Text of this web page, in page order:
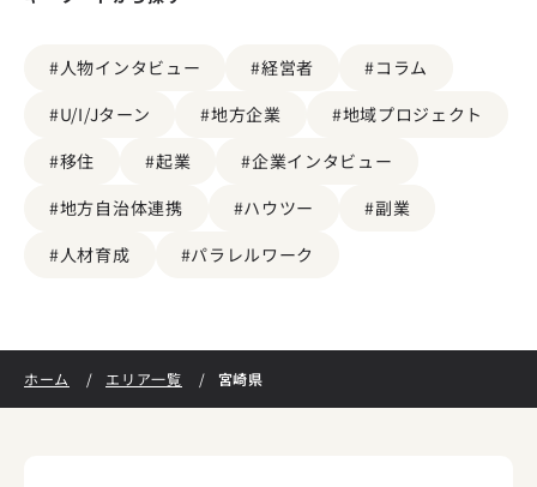
#人物インタビュー #経営者
#コラム
#U/I/Jターン
#地方企業
#地域プロジェクト
#移住
#起業
#企業インタビュー
#地方自治体連携
#ハウツー
#副業
#人材育成
#パラレルワーク
ホーム エリア一覧 宮崎県